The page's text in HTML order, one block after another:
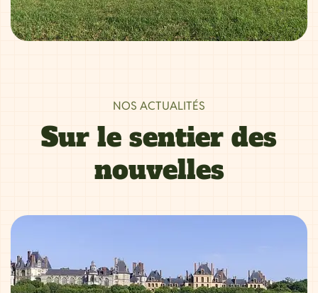
NOS ACTUALITÉS
Sur le sentier des
nouvelles